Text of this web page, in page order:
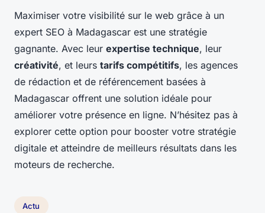
Maximiser votre visibilité sur le web grâce à un
expert SEO à Madagascar est une stratégie
gagnante. Avec leur expertise technique, leur
créativité, et leurs tarifs compétitifs, les agences
de rédaction et de référencement basées à
Madagascar offrent une solution idéale pour
améliorer votre présence en ligne. N’hésitez pas à
explorer cette option pour booster votre stratégie
digitale et atteindre de meilleurs résultats dans les
moteurs de recherche.
Actu